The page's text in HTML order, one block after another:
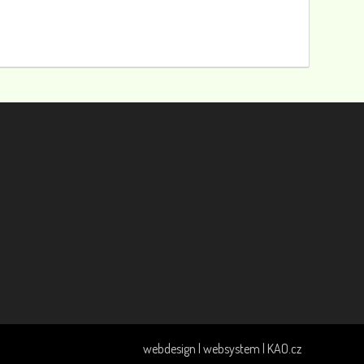
webdesign | websystem | KAO.cz